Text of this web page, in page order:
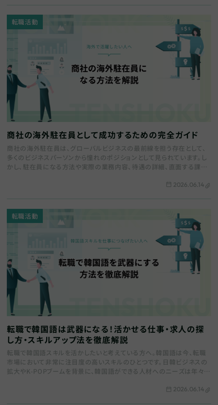
転職活動
商社の海外駐在員として成功するための完全ガイド
商社の海外駐在員は、グローバルビジネスの最前線を担う存在として、
多くのビジネスパーソンから憧れのポジションとして見られています。し
かし、駐在員になる方法や実際の業務内容、待遇の詳細、直面する課題
2026.06.14
転職活動
転職で韓国語は武器になる！活かせる仕事・求人の探
し方・スキルアップ法を徹底解説
転職で韓国語スキルを活かしたいと考えている方へ。韓国語は今、転職
市場において非常に注目度の高いスキルのひとつです。日韓ビジネスの
拡大やK-POPブームを背景に、韓国語ができる人材へのニーズは年々高
2026.06.14